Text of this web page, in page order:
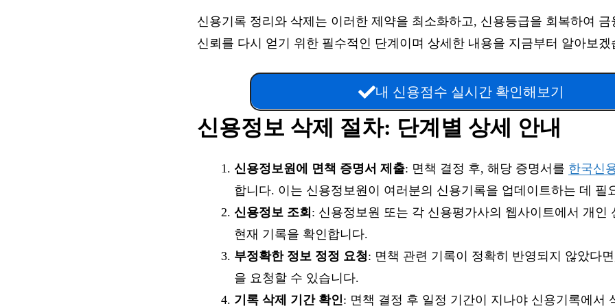
신용기록 정리와 삭제는 이러한 제약을 최소화하고, 신용등급을 회복하여 금
신뢰를 다시 얻기 위한 필수적인 단계이며 상세한 내용을 지금부터 알아보겠
내 신용점수 실시간 확인해보기
신용정보 삭제 절차: 단계별 상세 안내
신용정보원에 면책 증명서 제출: 면책 결정 후, 해당 증명서를 한국신
합니다. 이는 신용정보원이 여러분의 신용기록을 업데이트하는 데 필
신용정보 조회 : 신용정보원 또는 각 신용평가사의 웹사이트에서 개인
현재 기록을 확인합니다.
부정확한 정보 정정 요청: 면책 관련 기록이 정확히 반영되지 않았다
을 요청할 수 있습니다.
기록 삭제 기간 확인: 면책 결정 후 일정 기간이 지나야 신용기록에서